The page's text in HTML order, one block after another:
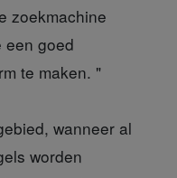
zoekmachine
een goed
te maken. "
wanneer al
worden